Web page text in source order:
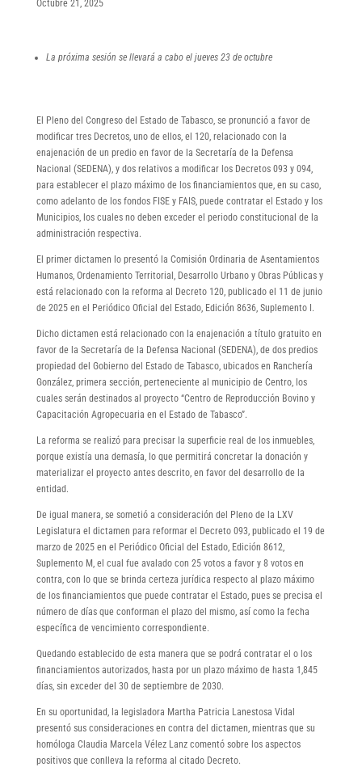
Octubre 21, 2025
La próxima sesión se llevará a cabo el jueves 23 de octubre
El Pleno del Congreso del Estado de Tabasco, se pronunció a favor de
modificar tres Decretos, uno de ellos, el 120, relacionado con la
enajenación de un predio en favor de la Secretaría de la Defensa
Nacional (SEDENA), y dos relativos a modificar los Decretos 093 y 094,
para establecer el plazo máximo de los financiamientos que, en su caso,
como adelanto de los fondos FISE y FAIS, puede contratar el Estado y los
Municipios, los cuales no deben exceder el periodo constitucional de la
administración respectiva.
El primer dictamen lo presentó la Comisión Ordinaria de Asentamientos
Humanos, Ordenamiento Territorial, Desarrollo Urbano y Obras Públicas y
está relacionado con la reforma al Decreto 120, publicado el 11 de junio
de 2025 en el Periódico Oficial del Estado, Edición 8636, Suplemento I.
Dicho dictamen está relacionado con la enajenación a título gratuito en
favor de la Secretaría de la Defensa Nacional (SEDENA), de dos predios
propiedad del Gobierno del Estado de Tabasco, ubicados en Ranchería
González, primera sección, perteneciente al municipio de Centro, los
cuales serán destinados al proyecto “Centro de Reproducción Bovino y
Capacitación Agropecuaria en el Estado de Tabasco”.
La reforma se realizó para precisar la superficie real de los inmuebles,
porque existía una demasía, lo que permitirá concretar la donación y
materializar el proyecto antes descrito, en favor del desarrollo de la
entidad.
De igual manera, se sometió a consideración del Pleno de la LXV
Legislatura el dictamen para reformar el Decreto 093, publicado el 19 de
marzo de 2025 en el Periódico Oficial del Estado, Edición 8612,
Suplemento M, el cual fue avalado con 25 votos a favor y 8 votos en
contra, con lo que se brinda certeza jurídica respecto al plazo máximo
de los financiamientos que puede contratar el Estado, pues se precisa el
número de días que conforman el plazo del mismo, así como la fecha
específica de vencimiento correspondiente.
Quedando establecido de esta manera que se podrá contratar el o los
financiamientos autorizados, hasta por un plazo máximo de hasta 1,845
días, sin exceder del 30 de septiembre de 2030.
En su oportunidad, la legisladora Martha Patricia Lanestosa Vidal
presentó sus consideraciones en contra del dictamen, mientras que su
homóloga Claudia Marcela Vélez Lanz comentó sobre los aspectos
positivos que conlleva la reforma al citado Decreto.